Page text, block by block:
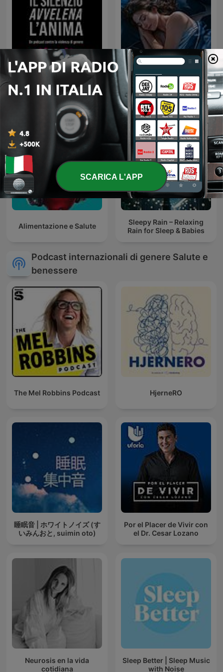
Il silenzio avvelena l'anima Suoni per Dormire
Alimentazione e Salute
Sleepy Rain – Relaxing
Rain for Sleep & Babies
Podcast internazionali di genere Salute e
benessere
The Mel Robbins Podcast HjerneRO
睡眠音 | ホワイトノイズ (す
いみんおと, suimin oto)
Por el Placer de Vivir con
el Dr. Cesar Lozano
Neurosis en la vida
cotidiana
Sleep Better | Sleep Music
with Noise
SCARICA L'APP